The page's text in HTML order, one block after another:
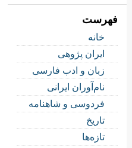
فهرست
خانه
ایران پژوهی
زبان و ادب فارسی
نام‌آوران ایرانی
فردوسی و شاهنامه
تاریخ
تازه‌ها